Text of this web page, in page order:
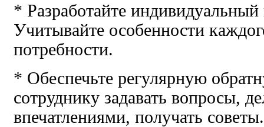
* Разработайте
Учитывайте особенности
потребности.
* Обеспечьте регулярную
сотруднику задавать вопросы,
впечатлениями, получать советы.